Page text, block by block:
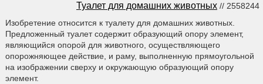
Туалет для домашних животных // 2558244
Изобретение относится к туалету для домашних животных.
Предложенный туалет содержит образующий опору элемент,
являющийся опорой для животного, осуществляющего
опорожняющее действие, и раму, выполненную прямоугольной
на изображении сверху и окружающую образующий опору
элемент.